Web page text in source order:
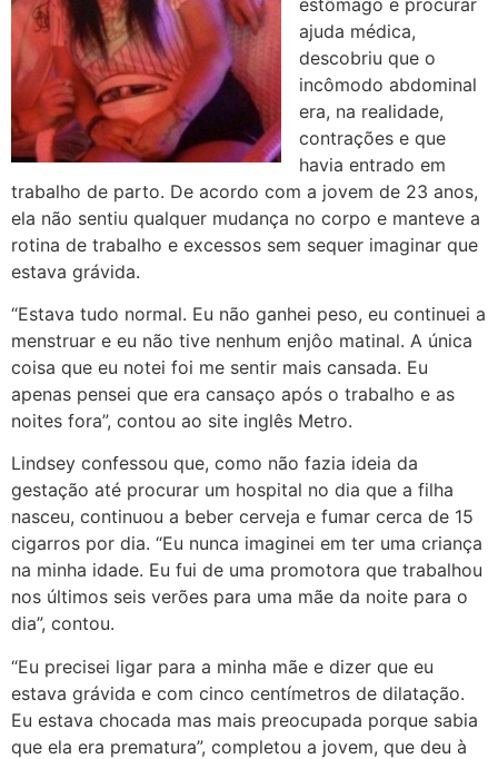
ajuda médica,
descobriu que o
incômodo abdominal
era, na realidade,
contrações e que
havia entrado em
trabalho de parto. De acordo com a jovem de 23 anos,
ela não sentiu qualquer mudança no corpo e manteve a
rotina de trabalho e excessos sem sequer imaginar que
estava grávida.
“Estava tudo normal. Eu não ganhei peso, eu continuei a
menstruar e eu não tive nenhum enjôo matinal. A única
coisa que eu notei foi me sentir mais cansada. Eu
apenas pensei que era cansaço após o trabalho e as
noites fora”, contou ao site inglês Metro.
Lindsey confessou que, como não fazia ideia da
gestação até procurar um hospital no dia que a filha
nasceu, continuou a beber cerveja e fumar cerca de 15
cigarros por dia. “Eu nunca imaginei em ter uma criança
na minha idade. Eu fui de uma promotora que trabalhou
nos últimos seis verões para uma mãe da noite para o
dia”, contou.
“Eu precisei ligar para a minha mãe e dizer que eu
estava grávida e com cinco centímetros de dilatação.
Eu estava chocada mas mais preocupada porque sabia
que ela era prematura”, completou a jovem, que deu à